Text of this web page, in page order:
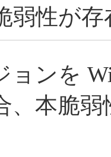
弱性が
ョンを
、本脆